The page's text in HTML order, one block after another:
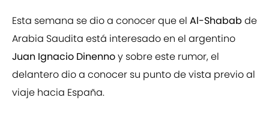
Esta semana se dio a conocer que el Al-Shabab de
Arabia Saudita está interesado en el argentino
Juan Ignacio Dinennoy sobre este rumor, el
delantero dio a conocer su punto de vista previo al
viaje hacia España.